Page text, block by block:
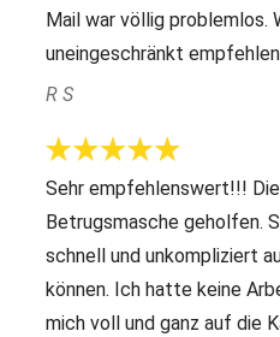
Mail war völlig problemlos.
uneingeschränkt
R S
Sehr empfehlenswert!!!
Betrugsmasche geholfen.
schnell und unkompliziert
können. Ich hatte keine
mich voll und ganz auf die